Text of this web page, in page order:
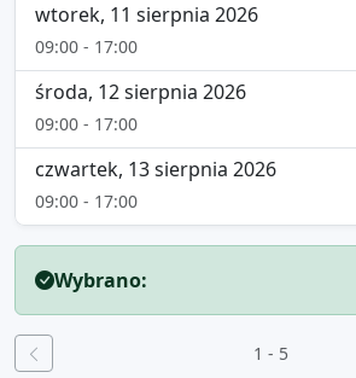
wtorek, 11 sierpnia 2026
09:00 - 17:00
środa, 12 sierpnia 2026
09:00 - 17:00
czwartek, 13 sierpnia 2026
09:00 - 17:00
Wybrano:
1 - 5